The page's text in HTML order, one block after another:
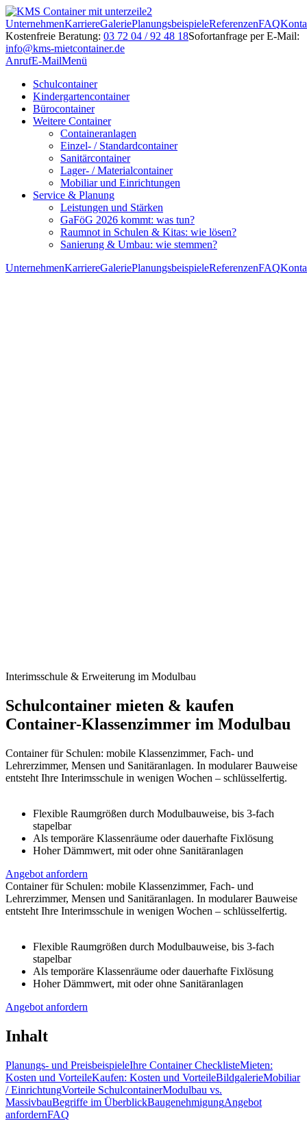
UnternehmenKarriereGaleriePlanungsbeispieleReferenzenFAQ
Kostenfreie Beratung: 03 72 04 / 92 48 18Sofortanfrage per E-Mail:
info@kms-mietcontainer.de
AnrufE-MailMenü
Schulcontainer
Kindergartencontainer
Bürocontainer
Weitere Container
Containeranlagen
Einzel- / Standardcontainer
Sanitärcontainer
Lager- / Materialcontainer
Mobiliar und Einrichtungen
Service & Planung
Leistungen und Stärken
GaFöG 2026 kommt: was tun?
Raumnot in Schulen & Kitas: wie lösen?
Sanierung & Umbau: wie stemmen?
UnternehmenKarriereGaleriePlanungsbeispieleReferenzenFAQ
Interimsschule & Erweiterung im Modulbau
Schulcontainer mieten & kaufen
Container-Klassenzimmer im Modulbau
Container für Schulen: mobile Klassenzimmer, Fach- und
Lehrerzimmer, Mensen und Sanitäranlagen. In modularer Bauweise
entsteht Ihre Interimsschule in wenigen Wochen – schlüsselfertig.
Flexible Raumgrößen durch Modulbauweise, bis 3-fach
stapelbar
Als temporäre Klassenräume oder dauerhafte Fixlösung
Hoher Dämmwert, mit oder ohne Sanitäranlagen
Angebot anfordern
Container für Schulen: mobile Klassenzimmer, Fach- und
Lehrerzimmer, Mensen und Sanitäranlagen. In modularer Bauweise
entsteht Ihre Interimsschule in wenigen Wochen – schlüsselfertig.
Flexible Raumgrößen durch Modulbauweise, bis 3-fach
stapelbar
Als temporäre Klassenräume oder dauerhafte Fixlösung
Hoher Dämmwert, mit oder ohne Sanitäranlagen
Angebot anfordern
Inhalt
Planungs- und PreisbeispieleIhre Container ChecklisteMieten:
Kosten und VorteileKaufen: Kosten und VorteileBildgalerieMobiliar
/ EinrichtungVorteile SchulcontainerModulbau vs.
MassivbauBegriffe im ÜberblickBaugenehmigungAngebot
anfordernFAQ